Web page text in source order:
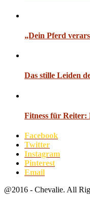
„Dein Pferd
Das stille Leiden
Fitness für Reiter:
Facebook
Twitter
Instagram
Pinterest
Email
@2016 - Chevalie. All